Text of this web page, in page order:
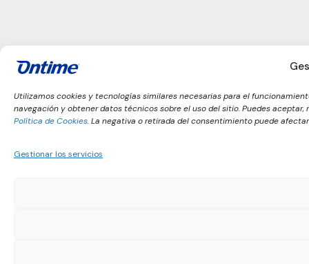
Utilizamos cookies y tecnologías similares necesarias para el
navegación y obtener datos técnicos sobre el uso del sitio. Puedes
Política de Cookies. La negativa o retirada del consentimiento puede
Gestionar los servicios